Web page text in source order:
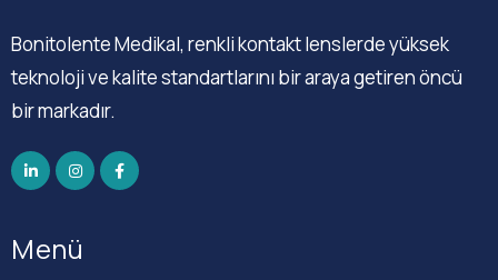
Bonitolente Medikal, renkli kontakt lenslerde yüksek
teknoloji ve kalite standartlarını bir araya getiren öncü
bir markadır.
Menü